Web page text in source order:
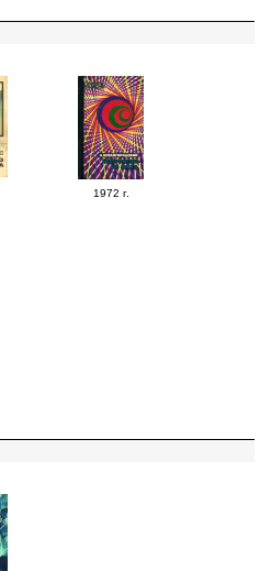
1972 г.